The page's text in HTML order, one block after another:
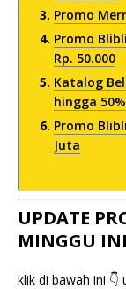
Promo
Promo
Rp. 50.000
Katalog
hingga
Promo
Juta
UPDATE
MINGGU INI
klik di bawah ini